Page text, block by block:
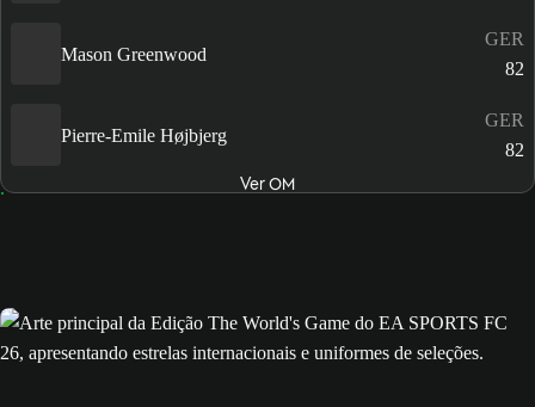
Mason Greenwood
GER
82
Pierre-Emile Højbjerg
GER
82
Ver OM